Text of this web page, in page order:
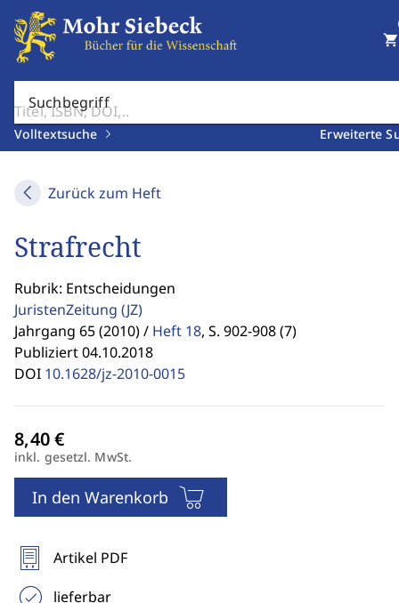
Suchbegriff
Volltextsuche Erweiterte
shopping_cart
Zurück zum Heft
Strafrecht
Rubrik: Entscheidungen
JuristenZeitung (JZ)
Jahrgang 65 (2010) / Heft 18, S. 902-908 (7)
Publiziert 04.10.2018
DOI 10.1628/jz-2010-0015
inkl. gesetzl. MwSt.
In den Warenkorb
Artikel PDF
lieferbar